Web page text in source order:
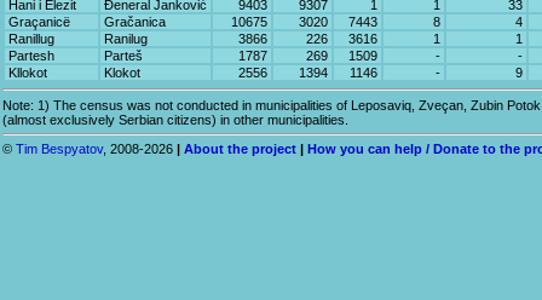
Hani i Elezit
Đeneral Janković 9403 9307 1 1
33
Graçanicë
Gračanica 10675 3020 7443 8
4
Ranillug
Ranilug 3866 226 3616 1
1
Partesh
Parteš 1787 269 1509 -
-
Kllokot
Klokot 2556 1394 1146 - 9
Note: 1) The census was not conducted in municipalities of Leposaviq, Zveçan, Zubin
(almost exclusively Serbian citizens) in other municipalities.
© Tim Bespyatov, 2008-2026 About the project How you can help / Donate to the